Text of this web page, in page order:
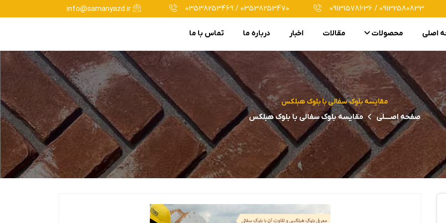
info@samanyazd.ir 03538253469 / 03538253470 09131578636 / 09132580833
اصلی محصولات مقالات اخبار درباره ما تماس با ما
مقایسه بلوک سفالی با بلوک هبلکس
صفحه اصــــلی مقایسه بلوک سفالی با بلوک هبلکس